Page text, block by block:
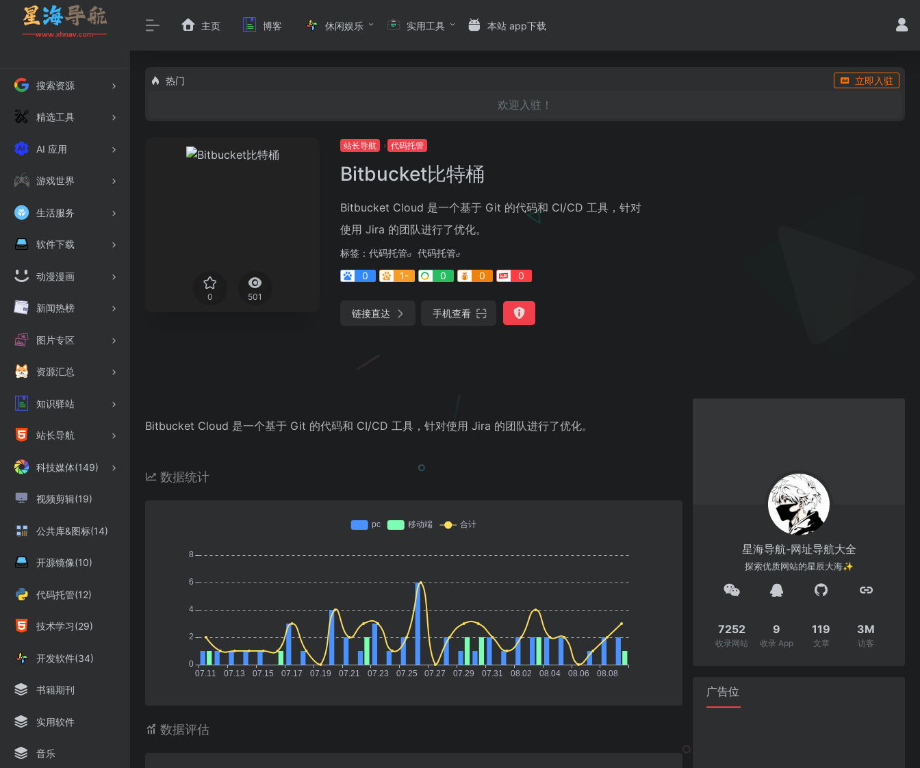
搜索资源
精选工具
AI 应用
游戏世界
生活服务
软件下载
动漫漫画
新闻热榜
图片专区
资源汇总
知识驿站
站长导航
科技媒体(149)
视频剪辑(19)
公共库&图标(14)
开源镜像(10)
代码托管(12)
技术学习(29)
开发软件(34)
书籍期刊
实用软件
音乐
主页 博客 休闲娱乐 实用工具 本站 app下载
热门 立即入驻
欢迎入驻！
0 501
站长导航 代码托管
Bitbucket比特桶
Bitbucket Cloud 是一个基于 Git 的代码和 CI/CD 工具，针对
使用 Jira 的团队进行了优化。
标签： 代码托管
代码托管
0
1- 0 0 0
链接直达 手机查看
Bitbucket Cloud 是一个基于 Git 的代码和 CI/CD 工具，针对使用 Jira 的团队进行了优化。
数据统计
数据评估
星海导航-网址导航大全
探索优质网站的星辰大海✨
7252
收录网站
9
收录 App
119
文章
3M
访客
广告位